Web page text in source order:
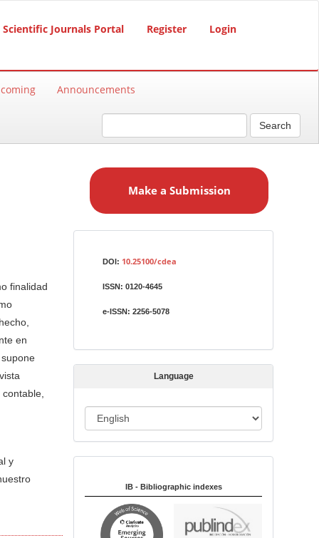
Scientific Journals Portal Register Login
Announcements
Search
finalidad
en
y
a
s
i
Make a Submission
DOI: 10.25100/cdea
ISSN: 0120-4645
e-ISSN: 2256-5078
Language
a
u
IB - Bibliographic indexes